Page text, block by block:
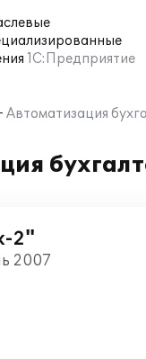
1С:Предприятие
Автоматизация
2"
2007